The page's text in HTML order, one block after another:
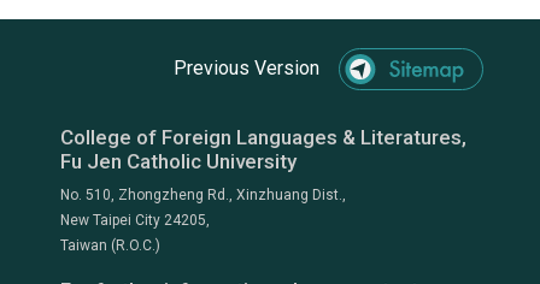
Previous Version
College of Foreign Languages & Literatures,
Fu Jen Catholic University
No. 510, Zhongzheng Rd., Xinzhuang Dist.,
New Taipei City 24205,
Taiwan (R.O.C.)